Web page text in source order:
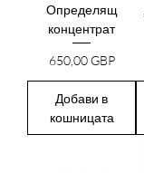
Определящ
концентрат
Цена
650,00 GBP
Добави в
кошницата